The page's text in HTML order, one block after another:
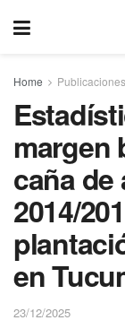
Home Publicaciones
margen
caña de
2014/
en
23/12/2025